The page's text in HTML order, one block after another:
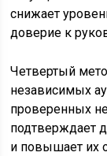
снижает
доверие к
Четвертый
независимых
проверенных
подтверждает
и повышает их